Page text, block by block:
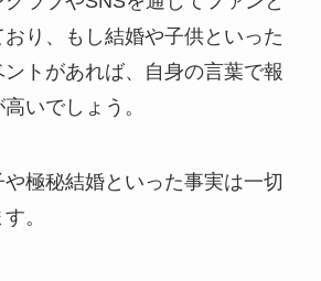
り、もし結婚や子供といった
トがあれば、自身の言葉で報
いでしょう。
極秘結婚といった事実は一切
。